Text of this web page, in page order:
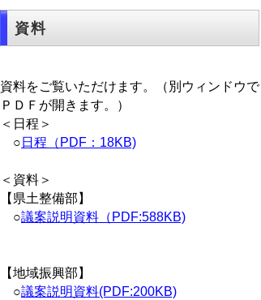
資料
資料をご覧いただけます。（別ウィンドウで
ＰＤＦが開きます。）
＜日程＞
○ 日程（PDF：18KB)
＜資料＞
【県土整備部】
○議案説明資料（PDF:588KB)
【地域振興部】
○議案説明資料(PDF:200KB)